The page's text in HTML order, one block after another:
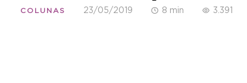
COLUNAS 23/05/2019 8 min 3.391